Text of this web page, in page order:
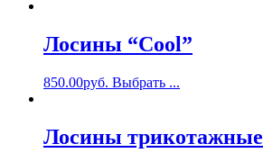
Лосины “Cool”
850.00руб. Выбрать ...
Лосины трикотажные